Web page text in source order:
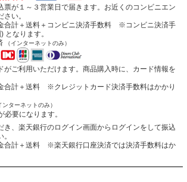
が１～３営業日で届きます。お近くのコンビニエン
い。
合計＋送料＋コンビニ決済手数料 ※コンビニ決済手
となります。
（インターネットのみ）
ご利用いただけます。商品購入時に、カード情報を
合計＋送料 ※クレジットカード決済手数料はかかり
ンターネットのみ）
要になります。
、楽天銀行のログイン画面からログインをして振込
合計＋送料 ※楽天銀行口座決済では決済手数料はか